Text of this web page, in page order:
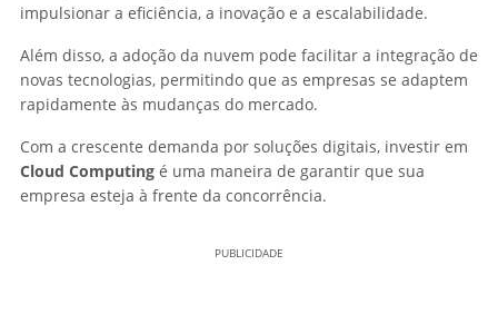
impulsionar a eficiência, a inovação e a escalabilidade.
Além disso, a adoção da nuvem pode facilitar a integração de
novas tecnologias, permitindo que as empresas se adaptem
rapidamente às mudanças do mercado.
Com a crescente demanda por soluções digitais, investir em
Cloud Computing é uma maneira de garantir que sua
empresa esteja à frente da concorrência.
PUBLICIDADE